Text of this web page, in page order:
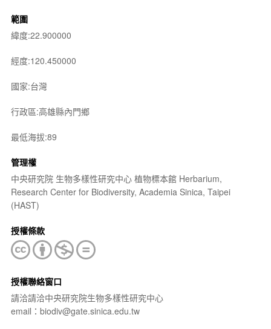
範圍
緯度:22.900000
經度:120.450000
國家:台灣
行政區:高雄縣內門鄉
最低海拔:89
管理權
中央研究院 生物多樣性研究中心 植物標本館 Herbarium,
Research Center for Biodiversity, Academia Sinica, Taipei
(HAST)
授權條款
授權聯絡窗口
請洽請洽中央研究院生物多樣性研究中心
email：biodiv@gate.sinica.edu.tw